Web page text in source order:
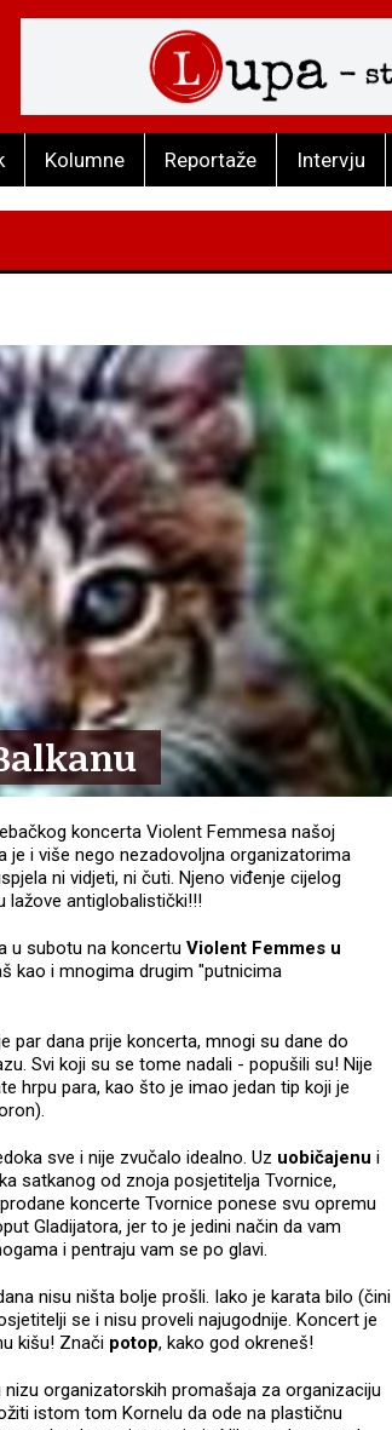
Kolumne Reportaže Intervju
koncerta Violent Femmesa našoj
je i više nego nezadovoljna organizatorima
ni vidjeti, ni čuti. Njeno viđenje cijelog
lažove antiglobalistički!!!
u subotu na koncertu Violent Femmes u
kao i mnogima drugim "putnicima
par dana prije koncerta, mnogi su dane do
Svi koji su se tome nadali - popušili su! Nije
hrpu para, kao što je imao jedan tip koji je
sve i nije zvučalo idealno. Uz uobičajenu i
satkanog od znoja posjetitelja Tvornice,
koncerte Tvornice ponese svu opremu
Gladijatora, jer to je jedini način da vam
i pentraju vam se po glavi.
nisu ništa bolje prošli. Iako je karata bilo (čini
se i nisu proveli najugodnije. Koncert je
kišu! Znači potop, kako god okreneš!
organizatorskih promašaja za organizaciju
istom tom Kornelu da ode na plastičnu